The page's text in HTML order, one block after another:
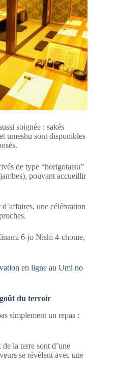
soignée : sakés
umeshu sont disponibles
de type “horigotatsu”
pouvant accueillir
une célébration
6-jō Nishi 4-chōme,
en ligne au Umi no
du terroir
simplement un repas :
la terre sont d’une
se révèlent avec une